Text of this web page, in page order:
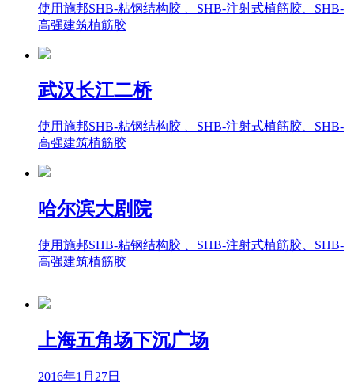
使用施邦SHB-粘钢结构胶 、SHB-注射式植筋胶、SHB-
高强建筑植筋胶
武汉长江二桥
使用施邦SHB-粘钢结构胶 、SHB-注射式植筋胶、SHB-
高强建筑植筋胶
哈尔滨大剧院
使用施邦SHB-粘钢结构胶 、SHB-注射式植筋胶、SHB-
高强建筑植筋胶
上海五角场下沉广场
2016年1月27日